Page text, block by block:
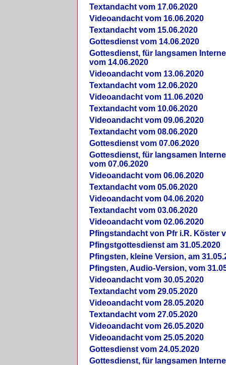
Textandacht vom 17.06.2020
Videoandacht vom 16.06.2020
Textandacht vom 15.06.2020
Gottesdienst vom 14.06.2020
Gottesdienst, für langsamen
vom 14.06.2020
Videoandacht vom 13.06.2020
Textandacht vom 12.06.2020
Videoandacht vom 11.06.2020
Textandacht vom 10.06.2020
Videoandacht vom 09.06.2020
Textandacht vom 08.06.2020
Gottesdienst vom 07.06.2020
Gottesdienst, für langsamen
vom 07.06.2020
Videoandacht vom 06.06.2020
Textandacht vom 05.06.2020
Videoandacht vom 04.06.2020
Textandacht vom 03.06.2020
Videoandacht vom 02.06.2020
Pfingstandacht von Pfr i.R. Köster
Pfingstgottesdienst am 31.05.2020
Pfingsten, kleine Version, am
Pfingsten, Audio-Version, vom
Videoandacht vom 30.05.2020
Textandacht vom 29.05.2020
Videoandacht vom 28.05.2020
Textandacht vom 27.05.2020
Videoandacht vom 26.05.2020
Videoandacht vom 25.05.2020
Gottesdienst vom 24.05.2020
Gottesdienst, für langsamen